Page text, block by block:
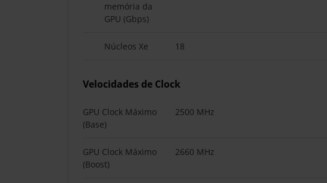
memória da
GPU (Gbps)
Núcleos Xe 18
Velocidades de Clock
GPU Clock Máximo
(Base)
2500 MHz
GPU Clock Máximo
(Boost)
2660 MHz